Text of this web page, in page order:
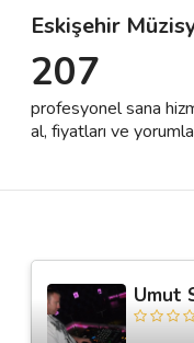
Destek
İletişim
Eskişehir
207
profesyonel sana
al, fiyatları ve
Umut